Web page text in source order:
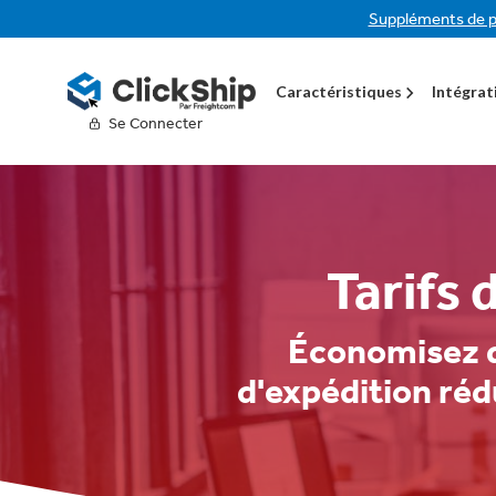
Suppléments de
Caractéristiques
Se Connecter
Tarifs
Économisez
d'expédition